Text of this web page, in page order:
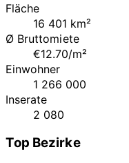
Fläche
16 401 km²
Ø Bruttomiete
€12.70/m²
Einwohner
1 266 000
Inserate
2 080
Top Bezirke